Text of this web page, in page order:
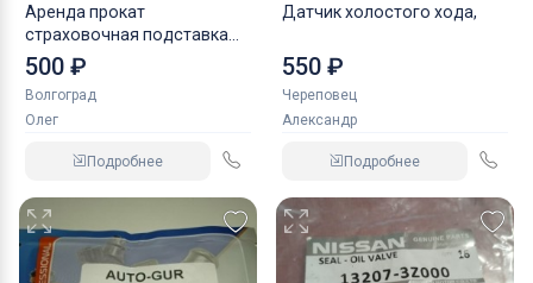
Аренда прокат
страховочная подставка
NORDBERG 2 т
500 ₽
Волгоград
Олег
Подробнее
Датчик холостого хода,
550 ₽
Череповец
Александр
Подробнее